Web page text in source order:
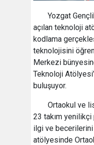
Yozgat
açılan teknoloji
kodlama
teknolojisini
Merkezi
Teknoloji
buluşuyor.
Ortaokul ve
23 takım
ilgi ve
atölyesinde